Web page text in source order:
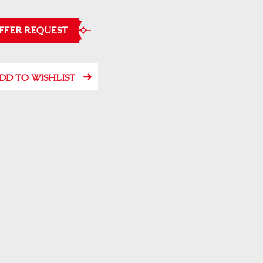
REQUEST
TO WISHLIST